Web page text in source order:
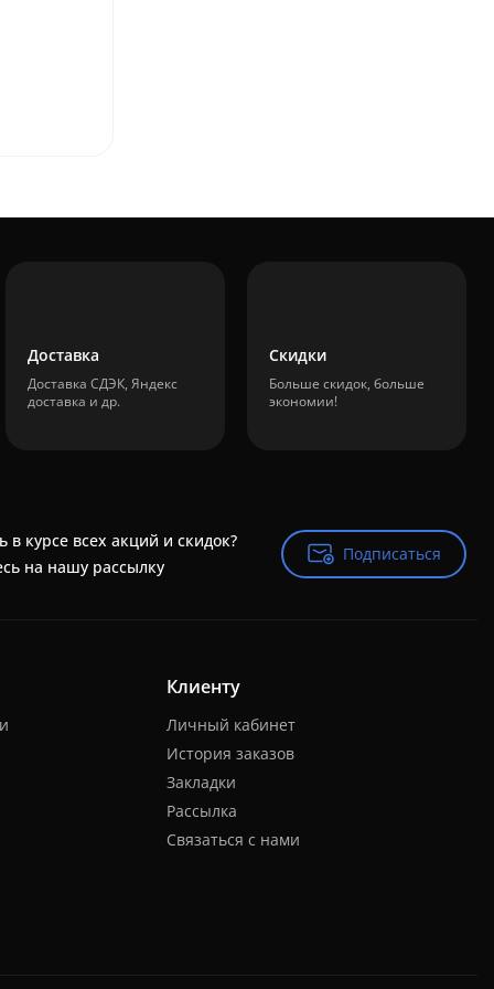
Доставка
Доставка СДЭК, Яндекс
доставка и др.
Скидки
Больше скидок, больше
экономии!
в курсе всех акций и скидок?
на нашу рассылку
Подписаться
Подписаться
Клиенту
Личный кабинет
История заказов
Закладки
Рассылка
Связаться с нами